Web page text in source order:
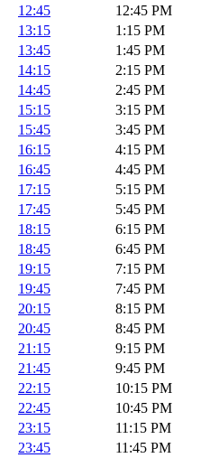
12:45
12:45 PM
13:15
1:15 PM
13:45
1:45 PM
14:15
2:15 PM
14:45
2:45 PM
15:15
3:15 PM
15:45
3:45 PM
16:15
4:15 PM
16:45
4:45 PM
17:15
5:15 PM
17:45
5:45 PM
18:15
6:15 PM
18:45
6:45 PM
19:15
7:15 PM
19:45
7:45 PM
20:15
8:15 PM
20:45
8:45 PM
21:15
9:15 PM
21:45
9:45 PM
22:15
10:15 PM
22:45
10:45 PM
23:15
11:15 PM
23:45 11:45 PM